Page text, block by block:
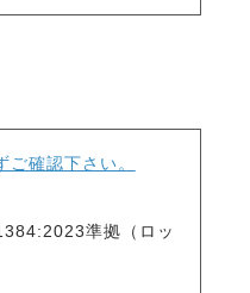
ッドは取り外して洗濯
部分を常に清潔に保て
して長くお使い頂けま
ご確認下さい。
準拠（ロッ